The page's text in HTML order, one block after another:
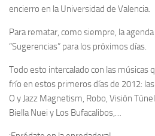
encierro en la Universidad de Valencia.
Para rematar, como siempre, la
“Sugerencias” para los próximos días.
Todo esto intercalado con las músicas
frío en estos primeros días de 2012:
O y Jazz Magnetism, Robo, Visión
Biella Nuei y Los Bufacalibos,…